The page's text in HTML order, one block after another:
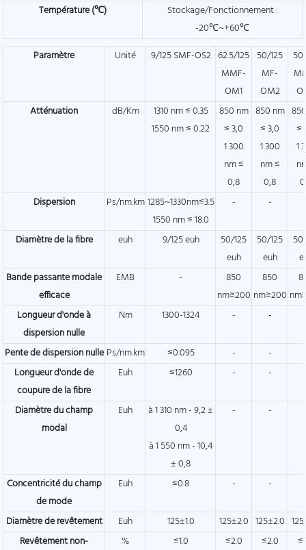
Température (℃)
Stockage/Fonctionnement :
-20℃~+60℃
Paramètre
Unité 9/125 SMF-OS2 62.5/125
MMF-
OM1
50/125
MF-
OM2
Atténuation
dB/Km
1310 nm ≤ 0.35
1550 nm ≤ 0.22
850 nm
≤ 3,0
1 300
nm ≤
0,8
850 nm
≤ 3,0
1 300
nm ≤
0,8
≤
1
Dispersion
Ps/nm.km1285~1330nm≤3.5
1550 nm ≤ 18.0
- -
Diamètre de la fibre euh 9/125 euh
50/125
euh
50/125
euh
Bande passante modale
efficace
EMB -
850
nm≥200
850
nm≥200
Longueur d'onde à
dispersion nulle
Nm 1300-1324 - -
Pente de dispersion nulle Ps/nm.km ≤0.095 - -
Longueur d'onde de
coupure de la fibre
Euh ≤1260 - -
Diamètre du champ
modal
Euh
à 1 310 nm - 9,2 ±
0,4
à 1 550 nm - 10,4
± 0,8
- -
Concentricité du champ
de mode
Euh ≤0.8 - -
Diamètre de revêtement Euh 125±1.0 125±2.0 125±2.0
Revêtement non-
% ≤1.0 ≤2.0 ≤2.0